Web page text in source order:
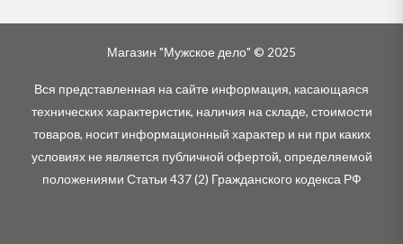
Магазин "Мужское дело" © 2025
Вся представленная на сайте информация, касающаяся
технических характеристик, наличия на складе, стоимости
товаров, носит информационный характер и ни при каких
условиях не является публичной офертой, определяемой
положениями Статьи 437 (2) Гражданского кодекса РФ